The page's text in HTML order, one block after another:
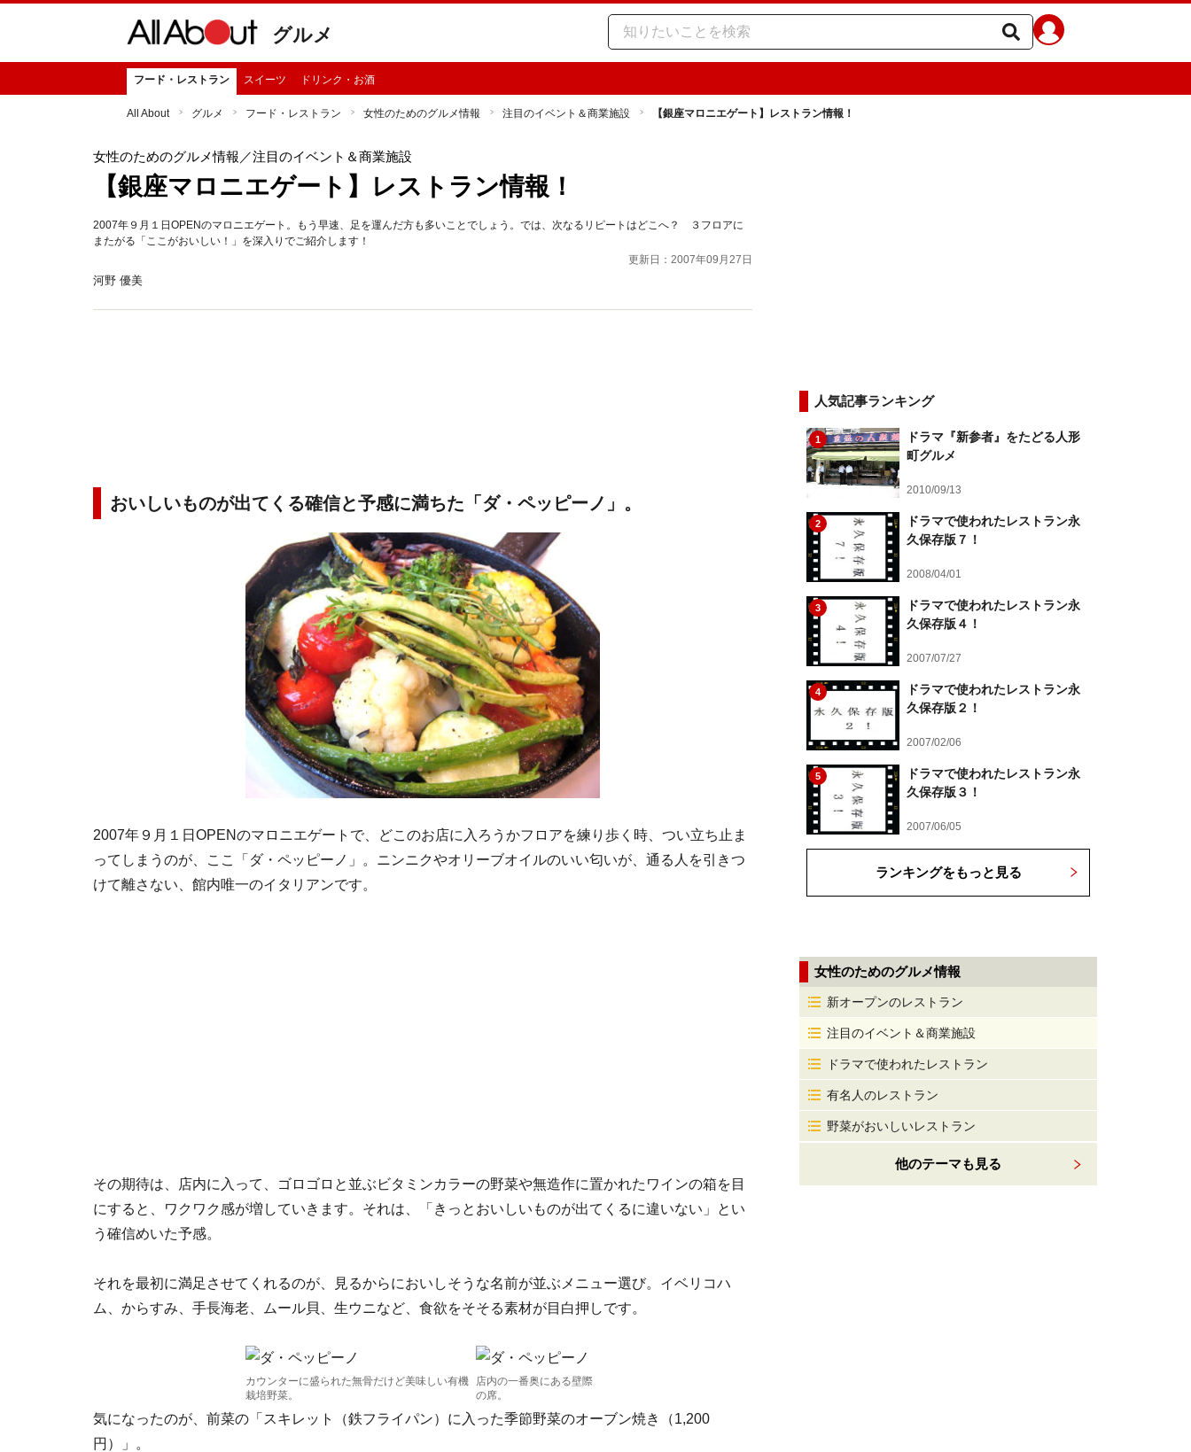
グルメ
フード・レストラン スイーツ ドリンク・お酒
All About グルメ フード・レストラン 女性のためのグルメ情報 注目のイベント＆商業施設 【銀座マロニエゲート】レストラン情報！
女性のためのグルメ情報 ／注目のイベント＆商業施設
【銀座マロニエゲート】レストラン情報！
2007年９月１日OPENのマロニエゲート。もう早速、足を運んだ方も多いことでしょう。では、次なるリピートはどこへ？ ３フロアに
またがる「ここがおいしい！」を深入りでご紹介します！
更新日：2007年09月27日
河野 優美
おいしいものが出てくる確信と予感に満ちた「ダ・ペッピーノ」。
2007年９月１日OPENのマロニエゲートで、どこのお店に入ろうかフロアを練り歩く時、つい立ち止ま
ってしまうのが、ここ「ダ・ペッピーノ」。ニンニクやオリーブオイルのいい匂いが、通る人を引きつ
けて離さない、館内唯一のイタリアンです。
その期待は、店内に入って、ゴロゴロと並ぶビタミンカラーの野菜や無造作に置かれたワインの箱を目
にすると、ワクワク感が増していきます。それは、「きっとおいしいものが出てくるに違いない」とい
う確信めいた予感。
それを最初に満足させてくれるのが、見るからにおいしそうな名前が並ぶメニュー選び。イベリコハ
ム、からすみ、手長海老、ムール貝、生ウニなど、食欲をそそる素材が目白押しです。
カウンターに盛られた無骨だけど美味しい有機
栽培野菜。
店内の一番奥にある壁際
の席。
気になったのが、前菜の「スキレット（鉄フライパン）に入った季節野菜のオーブン焼き（1,200
円）」。
人気記事ランキング
1
ドラマ『新参者』をたどる人形
町グルメ
2010/09/13
2
ドラマで使われたレストラン永
久保存版７！
2008/04/01
3
ドラマで使われたレストラン永
久保存版４！
2007/07/27
4
ドラマで使われたレストラン永
久保存版２！
2007/02/06
5
ドラマで使われたレストラン永
久保存版３！
2007/06/05
ランキングをもっと見る
女性のためのグルメ情報
新オープンのレストラン
注目のイベント＆商業施設
ドラマで使われたレストラン
有名人のレストラン
野菜がおいしいレストラン
他のテーマも見る